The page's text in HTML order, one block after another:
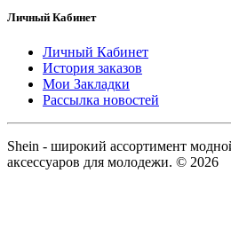
Личный Кабинет
Личный Кабинет
История заказов
Мои Закладки
Рассылка новостей
Shein - широкий ассортимент
аксессуаров для молодежи. © 2026